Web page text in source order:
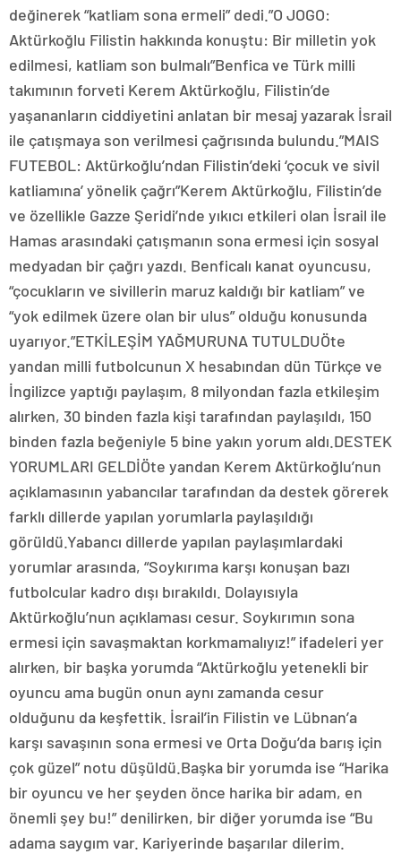
değinerek “katliam sona ermeli” dedi.”O JOGO:
Aktürkoğlu Filistin hakkında konuştu: Bir milletin yok
edilmesi, katliam son bulmalı”Benfica ve Türk milli
takımının forveti Kerem Aktürkoğlu, Filistin’de
yaşananların ciddiyetini anlatan bir mesaj yazarak İsrail
ile çatışmaya son verilmesi çağrısında bulundu.”MAIS
FUTEBOL: Aktürkoğlu’ndan Filistin’deki ‘çocuk ve sivil
katliamına’ yönelik çağrı”Kerem Aktürkoğlu, Filistin’de
ve özellikle Gazze Şeridi’nde yıkıcı etkileri olan İsrail ile
Hamas arasındaki çatışmanın sona ermesi için sosyal
medyadan bir çağrı yazdı. Benficalı kanat oyuncusu,
“çocukların ve sivillerin maruz kaldığı bir katliam” ve
“yok edilmek üzere olan bir ulus” olduğu konusunda
uyarıyor.”ETKİLEŞİM YAĞMURUNA TUTULDUÖte
yandan milli futbolcunun X hesabından dün Türkçe ve
İngilizce yaptığı paylaşım, 8 milyondan fazla etkileşim
alırken, 30 binden fazla kişi tarafından paylaşıldı, 150
binden fazla beğeniyle 5 bine yakın yorum aldı.DESTEK
YORUMLARI GELDİÖte yandan Kerem Aktürkoğlu’nun
açıklamasının yabancılar tarafından da destek görerek
farklı dillerde yapılan yorumlarla paylaşıldığı
görüldü.Yabancı dillerde yapılan paylaşımlardaki
yorumlar arasında, “Soykırıma karşı konuşan bazı
futbolcular kadro dışı bırakıldı. Dolayısıyla
Aktürkoğlu’nun açıklaması cesur. Soykırımın sona
ermesi için savaşmaktan korkmamalıyız!” ifadeleri yer
alırken, bir başka yorumda “Aktürkoğlu yetenekli bir
oyuncu ama bugün onun aynı zamanda cesur
olduğunu da keşfettik. İsrail’in Filistin ve Lübnan’a
karşı savaşının sona ermesi ve Orta Doğu’da barış için
çok güzel” notu düşüldü.Başka bir yorumda ise “Harika
bir oyuncu ve her şeyden önce harika bir adam, en
önemli şey bu!” denilirken, bir diğer yorumda ise “Bu
adama saygım var. Kariyerinde başarılar dilerim.